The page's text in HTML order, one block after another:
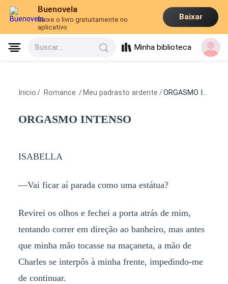
Buenovela
Baixe o livro gratuitamente no
aplicativo
Baixar
Buscar... Minha biblioteca
Inicio / Romance / Meu padrasto ardente /ORGASMO INTENSO
ORGASMO INTENSO
ISABELLA
—Vai ficar aí parada como uma estátua?
Revirei os olhos e fechei a porta atrás de mim,
tentando correr em direção ao banheiro, mas antes
que minha mão tocasse na maçaneta, a mão de
Charles se interpôs à minha frente, impedindo-me
de continuar.